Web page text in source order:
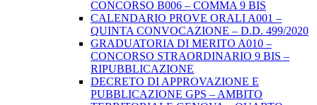
CONCORSO B006 – COMMA 9 BIS
CALENDARIO PROVE ORALI A001 –
QUINTA CONVOCAZIONE – D.D. 499/2020
GRADUATORIA DI MERITO A010 –
CONCORSO STRAORDINARIO 9 BIS –
RIPUBBLICAZIONE
DECRETO DI APPROVAZIONE E
PUBBLICAZIONE GPS – AMBITO